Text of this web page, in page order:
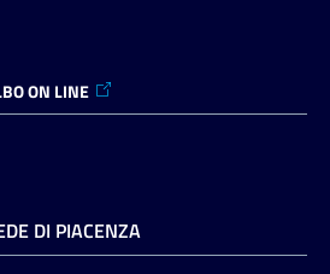
ON LINE
DI PIACENZA